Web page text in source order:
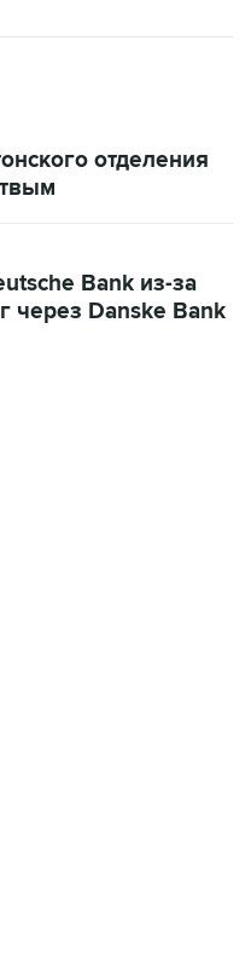
отделения
Bank из-за
через Danske Bank